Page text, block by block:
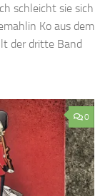
schleicht sie sich
Ko aus dem
der dritte Band
0